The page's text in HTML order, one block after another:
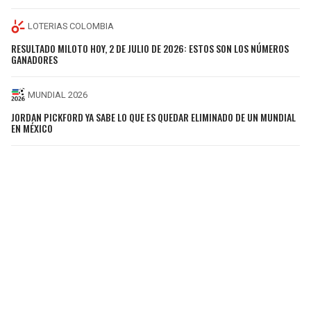
LOTERIAS COLOMBIA
RESULTADO MILOTO HOY, 2 DE JULIO DE 2026: ESTOS SON LOS NÚMEROS
GANADORES
MUNDIAL 2026
JORDAN PICKFORD YA SABE LO QUE ES QUEDAR ELIMINADO DE UN MUNDIAL
EN MÉXICO